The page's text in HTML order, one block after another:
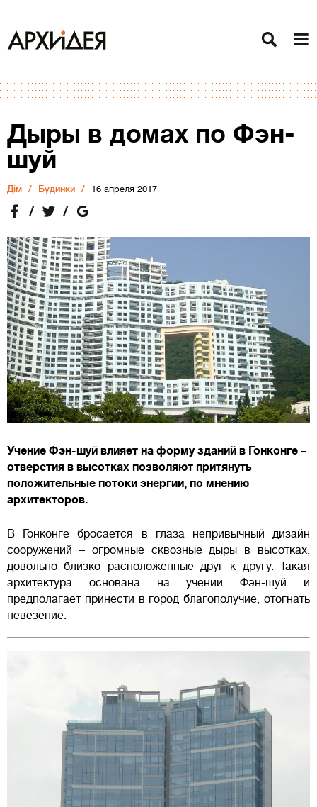
Дыры в домах по Фэн-
шуй
Дiм Будинки 16 апреля 2017
Учение Фэн-шуй влияет на форму зданий в Гонконге –
отверстия в высотках позволяют притянуть
положительные потоки энергии, по мнению
архитекторов.
В Гонконге бросается в глаза непривычный дизайн
сооружений – огромные сквозные дыры в высотках,
довольно близко расположенные друг к другу. Такая
архитектура основана на учении Фэн-шуй и
предполагает принести в город благополучие, отогнать
невезение.